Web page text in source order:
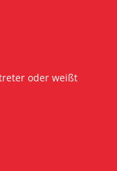
oder weißt